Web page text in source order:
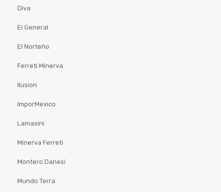
Diva
El General
El Norteño
Ferreti Minerva
Ilusion
ImporMexico
Lamasini
Minerva Ferreti
Montero Danesi
Mundo Terra